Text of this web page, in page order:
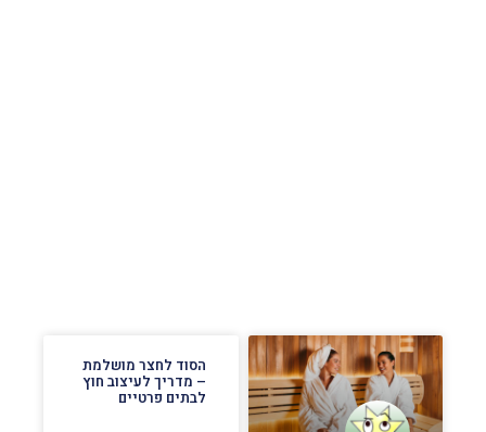
הסוד לחצר מושלמת
– מדריך לעיצוב חוץ
לבתים פרטיים